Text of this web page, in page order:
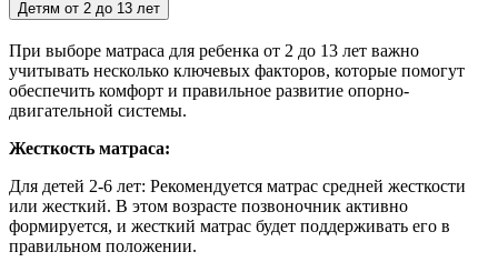
Детям от 2 до 13 лет
При выборе матраса для ребенка от 2 до 13 лет важно
учитывать несколько ключевых факторов, которые помогут
обеспечить комфорт и правильное развитие опорно-
двигательной системы.
Жесткость матраса:
Для детей 2-6 лет: Рекомендуется матрас средней жесткости
или жесткий. В этом возрасте позвоночник активно
формируется, и жесткий матрас будет поддерживать его в
правильном положении.